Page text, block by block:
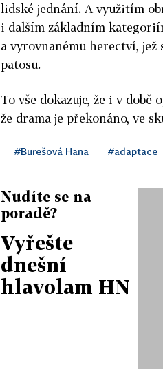
lidské jednání. A využitím
i dalším základním
a vyrovnanému herectví,
patosu.
To vše dokazuje, že i v
že drama je překonáno, ve
#Burešová Hana #adaptace
Nudíte se na
poradě?
Vyřešte
dnešní
hlavolam HN